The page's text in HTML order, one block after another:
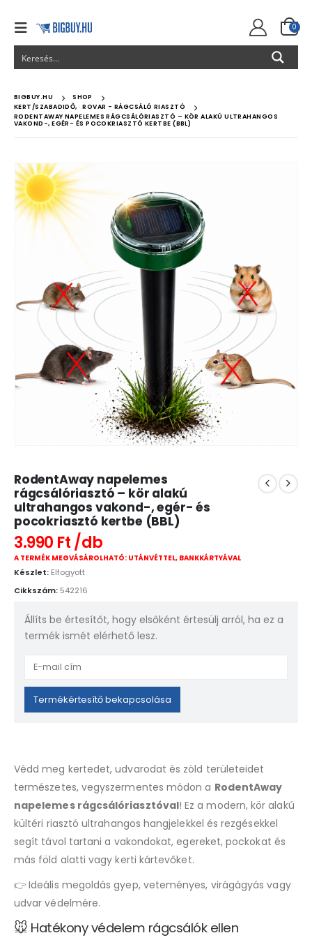
0
BIGBUY.HU
SHOP
KERT/SZABADIDŐ,
ROVAR - RÁGCSÁLÓ RIASZTÓ
RODENTAWAY NAPELEMES RÁGCSÁLÓRIASZTÓ – KÖR ALAKÚ ULTRAHANGOS
VAKOND-, EGÉR- ÉS POCOKRIASZTÓ KERTBE (BBL)
RodentAway napelemes
rágcsálóriasztó – kör alakú
ultrahangos vakond-, egér- és
pocokriasztó kertbe (BBL)
3.990 Ft
A TERMÉK MEGVÁSÁROLHATÓ: UTÁNVÉTTEL, BANKKÁRTYÁVAL
Készlet: Elfogyott
Cikkszám: 542216
Állíts be értesítőt, hogy elsőként értesülj arról, ha ez a
termék ismét elérhető lesz.
Enter
email
address
waitlist
for
this
product
Termékértesítő bekapcsolása
Védd meg kertedet, udvarodat és zöld területeidet
természetes, vegyszermentes módon a RodentAway
napelemes rágcsálóriasztóval! Ez a modern, kör alakú
kültéri riasztó ultrahangos hangjelekkel és rezgésekkel
segít távol tartani a vakondokat, egereket, pockokat és
más föld alatti vagy kerti kártevőket.
👉 Ideális megoldás gyep, veteményes, virágágyás vagy
udvar védelmére.
🐭 Hatékony védelem rágcsálók ellen